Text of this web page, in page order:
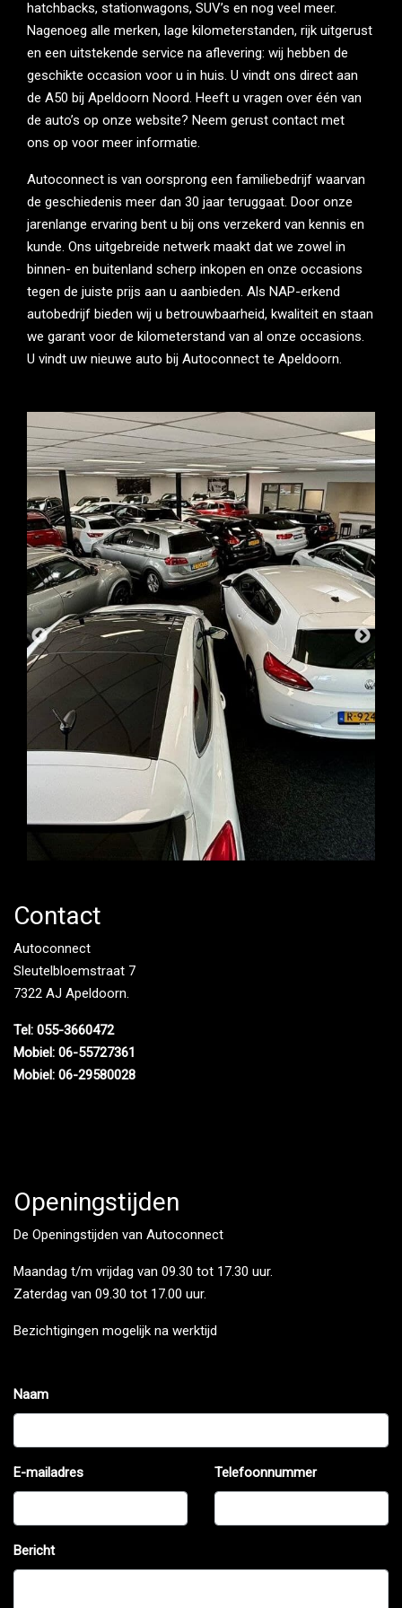
hatchbacks, stationwagons, SUV’s en nog veel meer.
Nagenoeg alle merken, lage kilometerstanden, rijk uitgerust
en een uitstekende service na aflevering: wij hebben de
geschikte occasion voor u in huis. U vindt ons direct aan
de A50 bij Apeldoorn Noord. Heeft u vragen over één van
de auto’s op onze website? Neem gerust contact met
ons op voor meer informatie.
Autoconnect is van oorsprong een familiebedrijf waarvan
de geschiedenis meer dan 30 jaar teruggaat. Door onze
jarenlange ervaring bent u bij ons verzekerd van kennis en
kunde. Ons uitgebreide netwerk maakt dat we zowel in
binnen- en buitenland scherp inkopen en onze occasions
tegen de juiste prijs aan u aanbieden. Als NAP-erkend
autobedrijf bieden wij u betrouwbaarheid, kwaliteit en staan
we garant voor de kilometerstand van al onze occasions.
U vindt uw nieuwe auto bij Autoconnect te Apeldoorn.
Contact
Autoconnect
Sleutelbloemstraat 7
7322 AJ Apeldoorn.
Tel: 055-3660472
Mobiel: 06-55727361
Mobiel: 06-29580028
Openingstijden
De Openingstijden van Autoconnect
Maandag t/m vrijdag van 09.30 tot 17.30 uur.
Zaterdag van 09.30 tot 17.00 uur.
Bezichtigingen mogelijk na werktijd
Naam
E-mailadres Telefoonnummer
Bericht